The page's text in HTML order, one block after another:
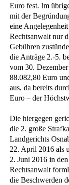
Euro fest. Im
mit der
eine
Rechtsanwalt nur
Gebühren
die Anträge 2.-5.
vom 30.
88.082,80 Euro
aus, da bereits
Euro – der
Die hiergegen
die 2. große
Landgerichts
22. April 2016 als
2. Juni 2016 in
Rechtsanwalt
die Beschwerden